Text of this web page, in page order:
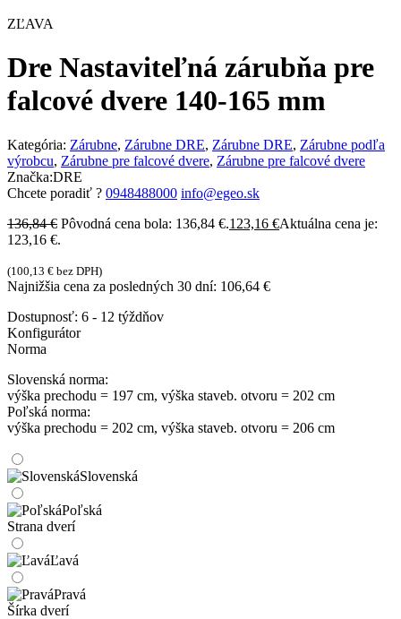
ZĽAVA
Dre Nastaviteľná zárubňa pre
falcové dvere 140-165 mm
Kategória: Zárubne, Zárubne DRE, Zárubne DRE, Zárubne podľa
výrobcu, Zárubne pre falcové dvere, Zárubne pre falcové dvere
Značka:DRE
Chcete poradiť ? 0948488000 info@egeo.sk
136,84€ Pôvodná cena bola: 136,84 €.123,16 €Aktuálna cena je:
123,16 €.
(100,13 € bez DPH)
Najnižšia cena za posledných 30 dní: 106,64 €
Dostupnosť: 6 - 12 týždňov
Konfigurátor
Norma
Slovenská norma:
výška prechodu = 197 cm, výška staveb. otvoru = 202 cm
Poľská norma:
výška prechodu = 202 cm, výška staveb. otvoru = 206 cm
Slovenská
Poľská
Strana dverí
Ľavá
Pravá
Šírka dverí